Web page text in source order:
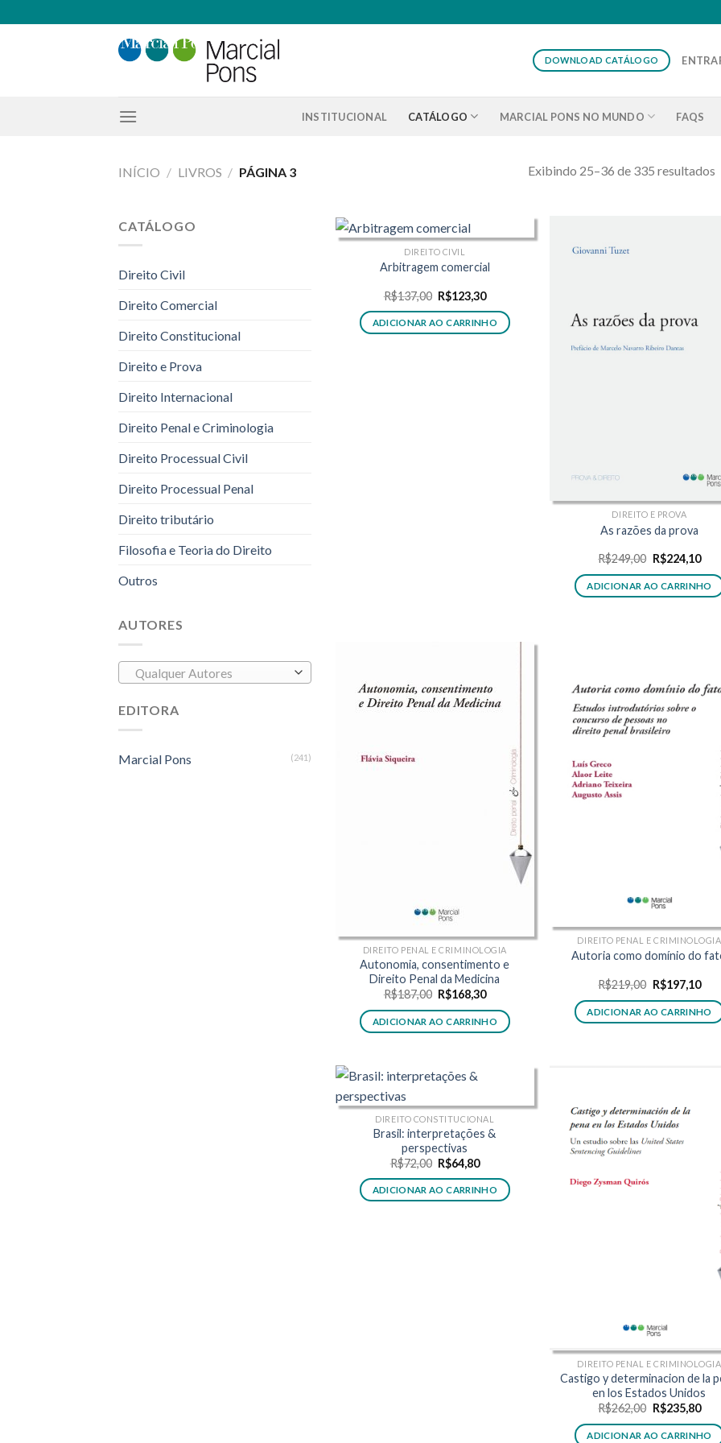
to
DOWNLOAD CATÁLOGO
INSTITUCIONAL CATÁLOGO MARCIAL PONS NO MUNDO FAQS
INÍCIO / LIVROS / PÁGINA 3 Exibindo 25–36 de 335 resultados
CATÁLOGO
Direito Civil
Direito Comercial
Direito Constitucional
Direito e Prova
Direito Internacional
Direito Penal e Criminologia
Direito Processual Civil
Direito Processual Penal
Direito tributário
Filosofia e Teoria do Direito
Outros
AUTORES
Qualquer Autores
EDITORA
Marcial Pons (241)
DIREITO CIVIL
Arbitragem comercial
R$137,00 O
preço
original
era:
R$123,30O
atual
é:
ADICIONAR AO CARRINHO
DIREITO E PROVA
As razões da prova
R$249,00 O
original
era:
R$224,10O
é:
ADICIONAR AO CARRINHO
DIREITO PENAL E CRIMINOLOGIA
Autonomia, consentimento e
Direito Penal da Medicina
R$187,00 O
preço
original
era:
R$168,30O
atual
é:
ADICIONAR AO CARRINHO
DIREITO PENAL E CRIMINOLOGIA
Autoria como domínio do
R$219,00 O
preço
original
era:
R$197,10O
é:
ADICIONAR AO CARRINHO
DIREITO CONSTITUCIONAL
Brasil: interpretações &
perspectivas
R$72,00 O
preço
original
era:
R$64,80O
atual
é:
ADICIONAR AO CARRINHO
DIREITO PENAL E CRIMINOLOGIA
Castigo y determinacion de la
en los Estados Unidos
R$262,00 O
preço
original
R$235,80O
ADICIONAR AO CARRINHO